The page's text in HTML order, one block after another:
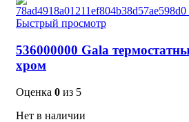
Быстрый просмотр
536000000 Gala
хром
Оценка 0 из 5
Нет в наличии